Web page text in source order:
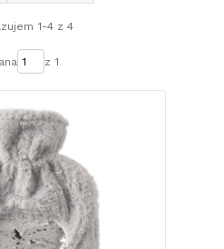
1-4 z 4
z 1